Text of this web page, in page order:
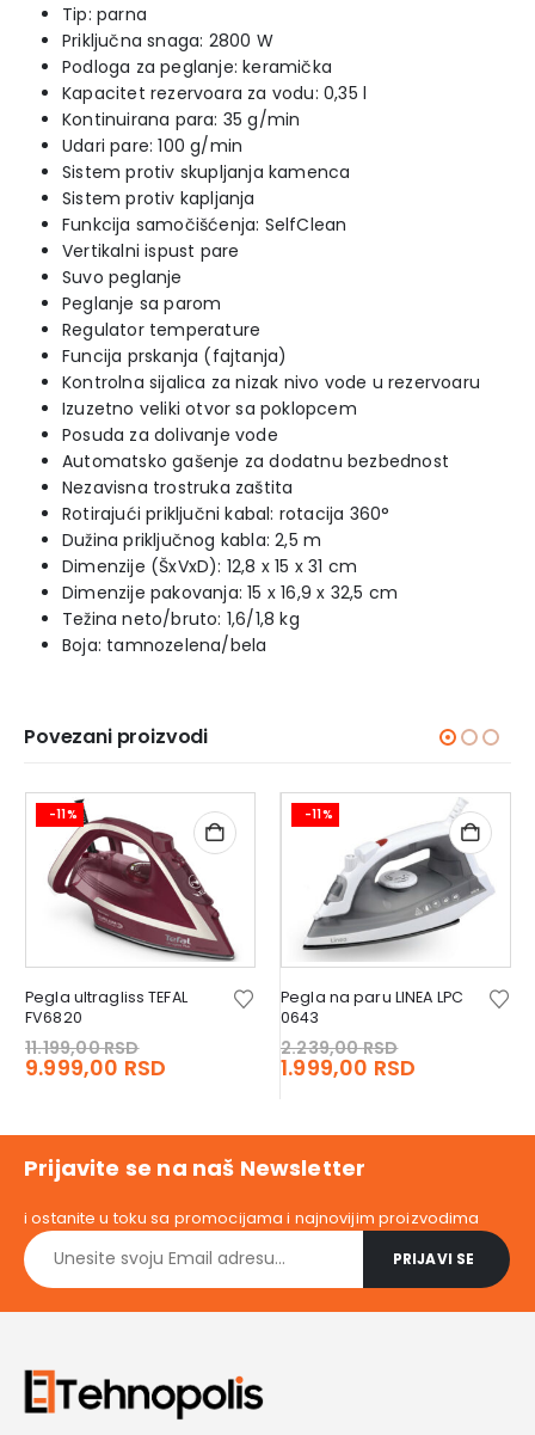
Tip: parna
Priključna snaga: 2800 W
Podloga za peglanje: keramička
Kapacitet rezervoara za vodu: 0,35 l
Kontinuirana para: 35 g/min
Udari pare: 100 g/min
Sistem protiv skupljanja kamenca
Sistem protiv kapljanja
Funkcija samočišćenja: SelfClean
Vertikalni ispust pare
Suvo peglanje
Peglanje sa parom
Regulator temperature
Funcija prskanja (fajtanja)
Kontrolna sijalica za nizak nivo vode u rezervoaru
Izuzetno veliki otvor sa poklopcem
Posuda za dolivanje vode
Automatsko gašenje za dodatnu bezbednost
Nezavisna trostruka zaštita
Rotirajući priključni kabal: rotacija 360°
Dužina priključnog kabla: 2,5 m
Dimenzije (ŠxVxD): 12,8 x 15 x 31 cm
Dimenzije pakovanja: 15 x 16,9 x 32,5 cm
Težina neto/bruto: 1,6/1,8 kg
Boja: tamnozelena/bela
Povezani proizvodi
-11%
Pegla ultragliss TEFAL
FV6820
11.199,00RSD
price
11.199,00 RSD.
9.999,00 RSD
9.999,00 RSD.
-11%
Pegla na paru LINEA LPC
0643
2.239,00RSD
price
1.999,00 RSD
1.999,00
Prijavite se na naš Newsletter
i ostanite u toku sa promocijama i najnovijim proizvodima